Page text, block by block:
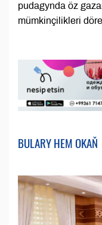
pudagynda öz
mümkinçilikleri
BULARY HEM OKAŇ